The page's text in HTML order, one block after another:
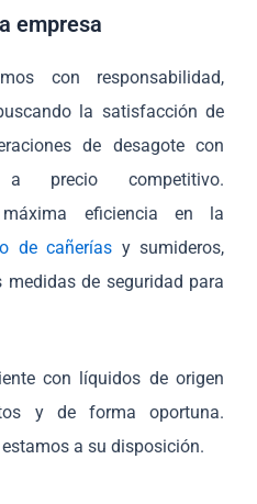
empresa
con responsabilidad,
la satisfacción de
de desagote con
precio competitivo.
máxima eficiencia en la
de cañerías y sumideros,
de seguridad para
con líquidos de origen
y de forma oportuna.
a su disposición.